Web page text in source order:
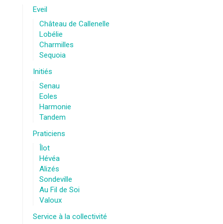
Eveil
Château de Callenelle
Lobélie
Charmilles
Sequoia
Initiés
Senau
Eoles
Harmonie
Tandem
Praticiens
Îlot
Hévéa
Alizés
Sondeville
Au Fil de Soi
Valoux
Service à la collectivité